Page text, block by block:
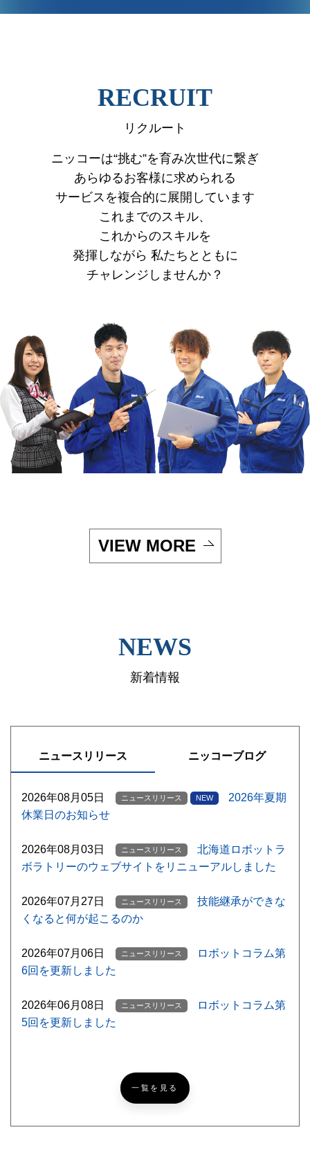
RECRUIT
リクルート
ニッコーは“挑む”を育み次世代に繋ぎ
あらゆるお客様に求められる
サービスを複合的に展開しています
これまでのスキル、
これからのスキルを
発揮しながら 私たちとともに
チャレンジしませんか？
VIEW MORE
NEWS
新着情報
ニュースリリース
2026年08月05日 ニュースリリース NEW
2026年夏期
休業日のお知らせ
2026年08月03日 ニュースリリース
北海道ロボットラ
ボラトリーのウェブサイトをリニューアルしました
2026年07月27日 ニュースリリース
技能継承ができな
くなると何が起こるのか
2026年07月06日 ニュースリリース
ロボットコラム第
6回を更新しました
2026年06月08日 ニュースリリース
ロボットコラム第
5回を更新しました
ニッコーブログ
#5】北海道ならでは？なゴルフあるある
一覧を見る